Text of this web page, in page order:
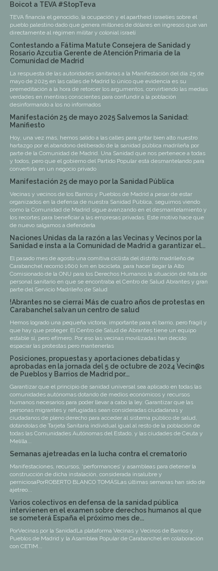
Boicot a TEVA #StopTeva
TEVA financia el genocidio, la ocupación y el apartheid israelíes sobre el
pueblo palestino dado que genera millones de dólares en ingresos que van
directamente al régimen militar y colonial israelí
Contestando a Fátima Matute Consejera de Sanidad y
Rosario Azcutia Gerente de Atención Primaria de la
Comunidad de Madrid
La respuesta de las autoridades sanitarias a la Manifestación del día 25 de
mayo de 2025 en las calles de Madrid lo único que evidencia es su
premeditación a la hora de retorcer los argumentos, convirtiendo las medias
verdades en mentiras conscientes para confundir a la población
desinformando a los no informados
Manifestación 25 de mayo 2025 Salvemos la Sanidad:
Manifiesto
Hoy, una vez más, hemos salido a las calles para gritar bien alto nuestro
hartazgo por el abandono deliberado de la sanidad pública madrileña por
parte de la Comunidad de Madrid. Una Sanidad que nos pertenece a todas
y todos, pero que el gobierno del Partido Popular está desmantelando para
convertirla en un negocio privado
Manifestación 25 de mayo por la Sanidad Pública
Vecinas y vecinos de los Barrios y Pueblos de Madrid a pesar de estar
organizados en la defensa de nuestra Sanidad Pública, seguimos viendo
como la Comunidad de Madrid sigue avanzando en el desmantelamiento y
los recortes para beneficiar a las empresas privadas. Este motivo hace que
de nuevo salgamos a defenderla
Naciones Unidas da la razón a las Vecinas y Vecinos por la
Sanidad e insta a la Comunidad de Madrid a garantizar el...
El pasado mes de agosto una comitiva ciclista del distrito madrileño de
Carabanchel recorrió 1600 km en bicicleta, para hacer llegar la Alto
Comisionado de la ONU para los Derechos Humanos la situación de falta de
personal sanitario en que se encontraba el Centro de Salud Abrantes y gran
parte del Servicio Madrileño de Salud
!Abrantes no se cierra¡ Más de cuatro años de protestas en
Carabanchel salvan un centro de salud
Hemos logrado una pequeña victoria, importante para el barrio, pero frágil y
que hay que proteger. El Centro de Salud de Abrantes tiene un equipo
estable sí, pero efímero. Por eso las vecinas movilizadas han decido
espaciar las protestas pero mantenerlas
Posiciones, propuestas y aportaciones debatidas y
aprobadas en la jornada del 5 de octubre de 2024 Vecin@s
de Pueblos y Barrios de Madrid por...
Garantizar que el principio de sanidad universal sea aplicado en todas las
comunidades autónomas dotando de medios económicos y recursos
humanos necesarios para poder llevar a cabo la ley. Garantizar que las
personas migrantes y refugiadas sean consideradas ciudadanas y
ciudadanos de pleno derecho para acceder al sistema público de salud,
dotándolas de Tarjeta Sanitaria individual igual al resto de la población de
todas las Comunidades Autónomas del Estado, y las ciudades de Ceuta y
Melilla...
Semanas ajetreadas en la lucha contra el crematorio
Manifestaciones, recursos, ‘performances’ y asambleas para detener la
construcción de dicha instalación, considerada insalubre y
perniciosaPorROBERTO BLANCO TOMÁSLas últimas semanas han sido de
ajetreo...
Varios colectivos en defensa de la sanidad pública
intervienen en el examen sobre derechos humanos al que
se someterá España el próximo mes de...
PorVecinas por la SanidadLa plataforma Vecinas y Vecinos de Barrios y
Pueblos de Madrid y la Asamblea Popular de Carabanchel en colaboración
con CETIM...